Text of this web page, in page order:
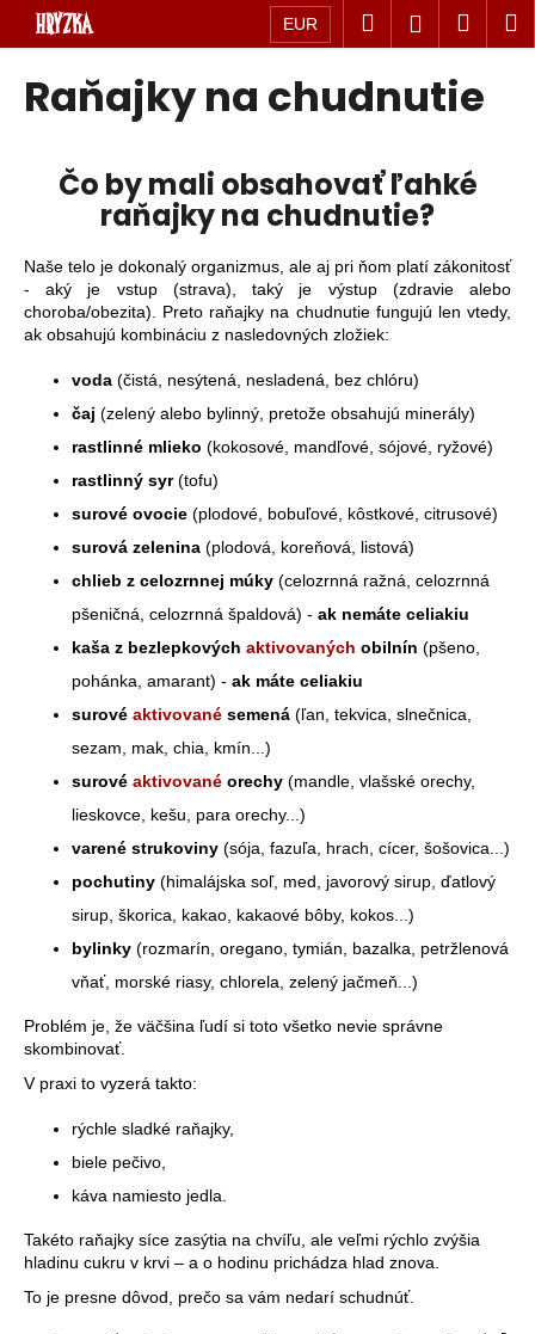
Prejsť
obsah
EUR Hľadať
Raňajky na chudnutie
Čo by mali obsahovať ľahké
raňajky na chudnutie?
Naše telo je dokonalý organizmus, ale aj pri ňom platí zákonitosť
- aký je vstup (strava), taký je výstup (zdravie alebo
choroba/obezita). Preto raňajky na chudnutie fungujú len vtedy,
ak obsahujú kombináciu z nasledovných zložiek:
voda (čistá, nesýtená, nesladená, bez chlóru)
čaj (zelený alebo bylinný, pretože obsahujú minerály)
rastlinné mlieko (kokosové, mandľové, sójové, ryžové)
rastlinný syr(tofu)
surové ovocie (plodové, bobuľové, kôstkové, citrusové)
surová zelenina (plodová, koreňová, listová)
chlieb z celozrnnej múky (celozrnná ražná, celozrnná
pšeničná, celozrnná špaldová) - ak nemáte celiakiu
kaša z bezlepkových aktivovaných obilnín (pšeno,
pohánka, amarant) - ak máte celiakiu
surové aktivované semená (ľan, tekvica, slnečnica,
sezam, mak, chia, kmín...)
surové aktivované orechy (mandle, vlašské orechy,
lieskovce, kešu, para orechy...)
varené strukoviny (sója, fazuľa, hrach, cícer, šošovica...)
pochutiny (himalájska soľ, med, javorový sirup, ďatlový
sirup, škorica, kakao, kakaové bôby, kokos...)
bylinky (rozmarín, oregano, tymián, bazalka, petržlenová
vňať, morské riasy, chlorela, zelený jačmeň...)
Problém je, že väčšina ľudí si toto všetko nevie správne
skombinovať.
V praxi to vyzerá takto:
rýchle sladké raňajky,
biele pečivo,
káva namiesto jedla.
Takéto raňajky síce zasýtia na chvíľu, ale veľmi rýchlo zvýšia
hladinu cukru v krvi – a o hodinu prichádza hlad znova.
To je presne dôvod, prečo sa vám nedarí schudnúť.
K
Späť
t
r
e
b
HĽADAŤ
r
ú
č
a
-
NOVÁ
ŠTÚDIA